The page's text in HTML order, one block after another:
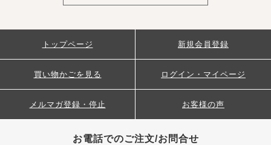
お電話でのご注文/お問合せ
トップページ 新規会員登録
買い物かごを見る ログイン・マイページ
メルマガ登録・停止 お客様の声